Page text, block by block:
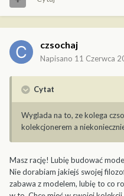
czsochaj
Napisano 11 Czerwca
Cytat
Wyglada na to, ze kolega
kolekcjonerem a
Masz rację! Lubię budować
Nie dorabiam jakiejś swojej
zabawa z modelem, lubię to co